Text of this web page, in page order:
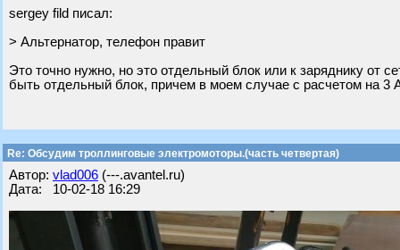
sergey fild писал:
> Альтернатор, телефон правит
Это точно нужно, но это отдельный блок или к заряднику от
быть отдельный блок, причем в моем случае с расчетом на 3
Re: Обсудим троллинговые электромоторы.(часть четвертая)
Автор: vlad006 (---.avantel.ru)
Дата: 10-02-18 16:29